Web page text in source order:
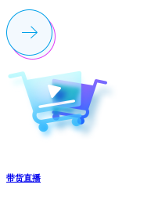
带货直播